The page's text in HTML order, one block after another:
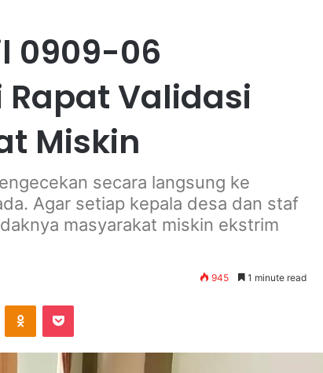
0909-06
Validasi
Miskin
secara langsung ke
Agar setiap kepala desa dan staf
masyarakat miskin ekstrim
945 1 minute read